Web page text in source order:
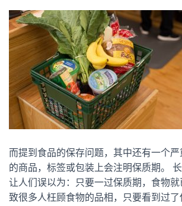
而提到食品的保存问题，其中还有一个
的商品，标签或包装上会注明保质期。
让人们误以为：只要一过保质期，食物
致很多人枉顾食物的品相，只要看到过